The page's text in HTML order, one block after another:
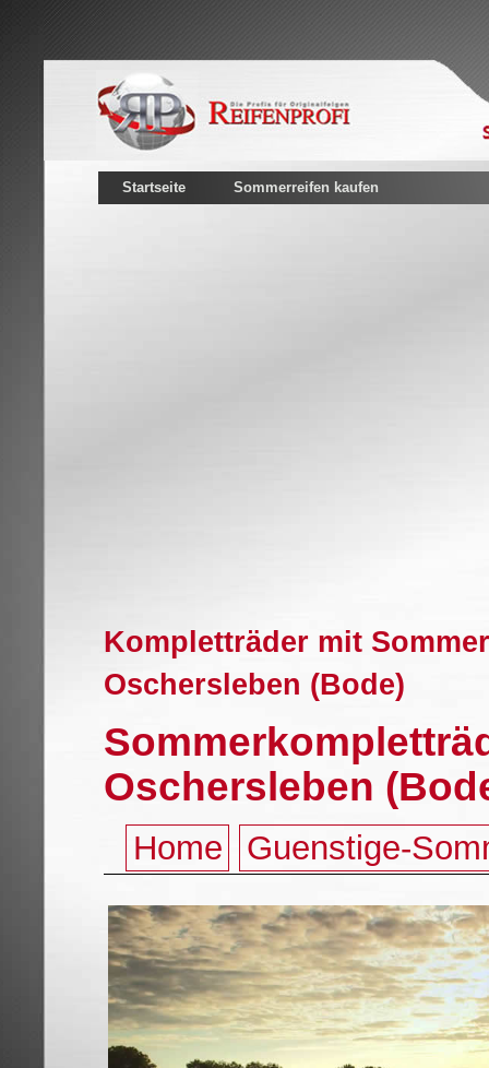
Startseite Sommerreifen kaufen
Kompletträder mit
Oschersleben (Bode)
Oschersleben
Home Guenstige-